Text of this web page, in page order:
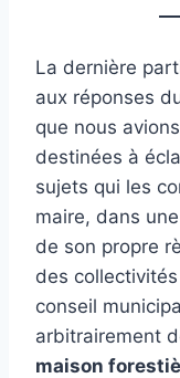
La dernière
aux réponses
que nous
destinées à
sujets qui les
maire, dans
de son propre
des
conseil
arbitrairement
maison